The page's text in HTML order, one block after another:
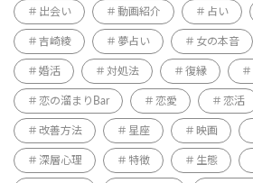
出会い 動画紹介 占い
吉崎綾 夢占い 女の本音
婚活 対処法 復縁
恋の溜まりBar 恋愛 恋活
改善方法 星座 映画
深層心理 特徴 生態